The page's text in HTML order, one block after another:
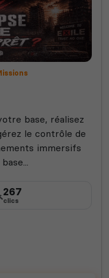
base, réalisez
le contrôle de
immersifs
267
clics